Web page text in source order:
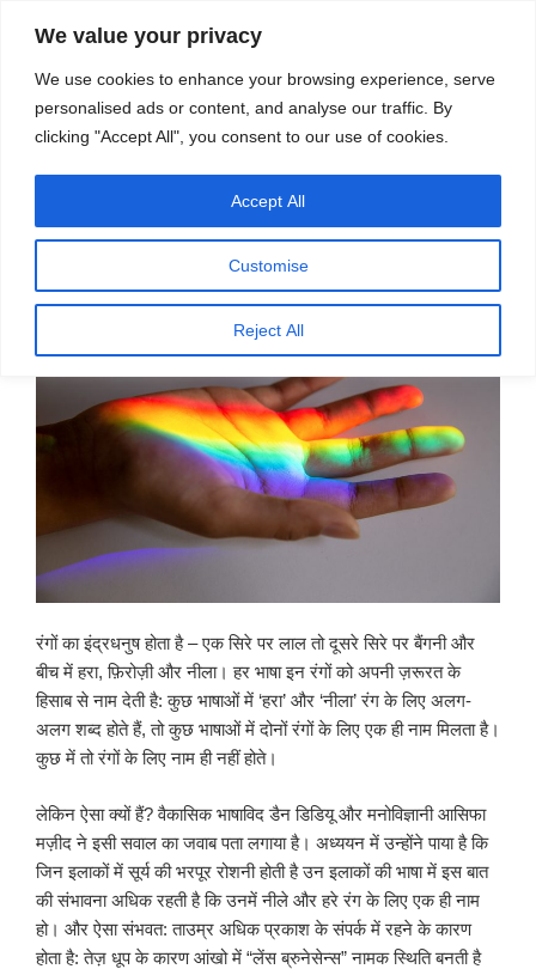
We value your privacy
We use cookies to enhance your browsing experience, serve
personalised ads or content, and analyse our traffic. By
clicking "Accept All", you consent to our use of cookies.
Customise
Reject All
Accept All
स्रोत
मेनू
प्रकाशित
भाषा में रंगों के नाम परिवेश से तय होते हैं
रंगों का इंद्रधनुष होता है – एक सिरे पर लाल तो दूसरे सिरे पर बैंगनी और
बीच में हरा, फ़िरोज़ी और नीला। हर भाषा इन रंगों को अपनी ज़रूरत के
हिसाब से नाम देती है: कुछ भाषाओं में ‘हरा’ और ‘नीला’ रंग के लिए अलग-
अलग शब्द होते हैं, तो कुछ भाषाओं में दोनों रंगों के लिए एक ही नाम मिलता है।
कुछ में तो रंगों के लिए नाम ही नहीं होते।
लेकिन ऐसा क्यों हैं? वैकासिक भाषाविद डैन डिडियू और मनोविज्ञानी आसिफा
मज़ीद ने इसी सवाल का जवाब पता लगाया है। अध्ययन में उन्होंने पाया है कि
जिन इलाकों में सूर्य की भरपूर रोशनी होती है उन इलाकों की भाषा में इस बात
की संभावना अधिक रहती है कि उनमें नीले और हरे रंग के लिए एक ही नाम
हो। और ऐसा संभवत: ताउम्र अधिक प्रकाश के संपर्क में रहने के कारण
होता है: तेज़ धूप के कारण आंखो में “लेंस ब्रुनेसेन्स” नामक स्थिति बनती है